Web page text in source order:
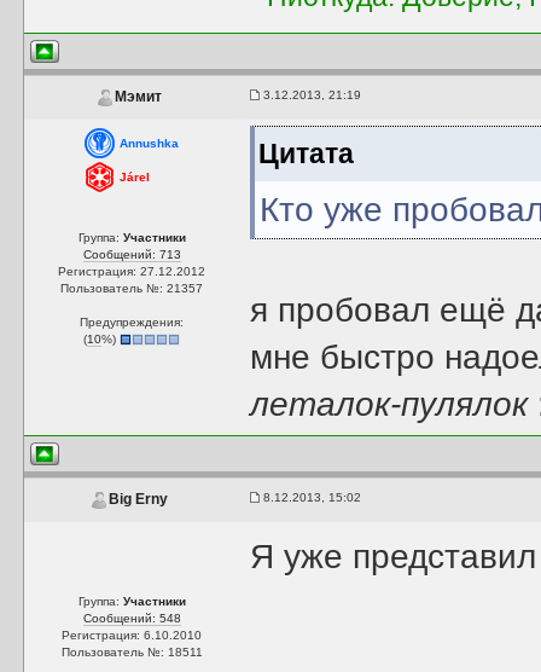
Мэмит 3.12.2013, 21:19
Annushka
Járel
Группа: Участники
Сообщений: 713
Регистрация: 27.12.2012
Пользователь №: 21357
Предупреждения:
(10%)
Цитата
Кто уже
я пробовал ещё
мне быстро
леталок-пулялок
Big Erny 8.12.2013, 15:02
Группа: Участники
Сообщений: 548
Регистрация: 6.10.2010
Пользователь №: 18511
Я уже